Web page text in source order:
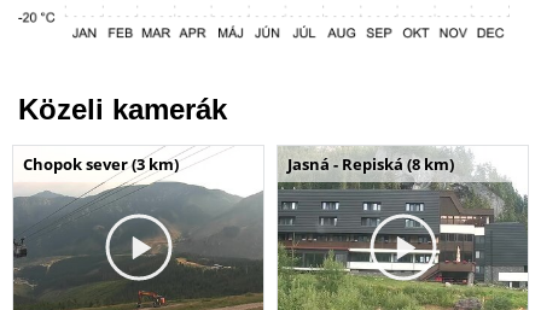
Közeli kamerák
Chopok sever (3 km) Jasná - Repiská (8 km)